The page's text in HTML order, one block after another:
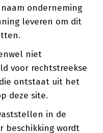
onderneming
leveren om dit
niet
voor rechtstreekse
ontstaat uit het
deze site.
in de
beschikking wordt